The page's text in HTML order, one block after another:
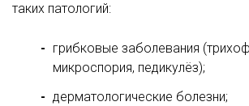
таких патологий:
грибковые заболевания
микроспория, педикулёз);
дерматологические болезни;